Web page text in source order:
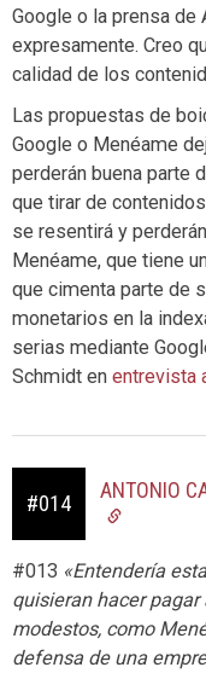
Google o la prensa de
expresamente. Creo
calidad de los
Las propuestas de
Google o Menéame
perderán buena parte
que tirar de
se resentirá y
Menéame, que tiene
que cimenta parte de
monetarios en la
serias mediante
Schmidt en entrevista
#014
ANTONIO
#013 «Entendería
quisieran hacer
modestos, como
defensa de una